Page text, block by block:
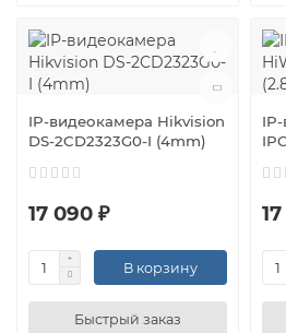
IP-видеокамера Hikvision
DS-2CD2323G0-I (4mm)
17 090 ₽
В корзину
Быстрый заказ